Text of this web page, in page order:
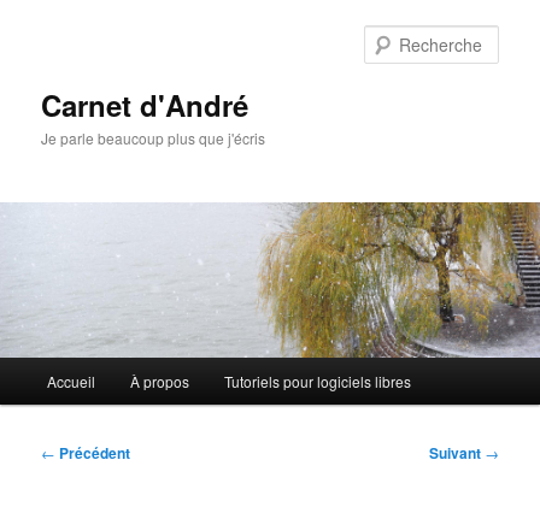
Carnet d'André
Je parle beaucoup plus que j'écris
principal
Accueil À propos Tutoriels pour logiciels libres
Navigation
← Précédent Suivant →